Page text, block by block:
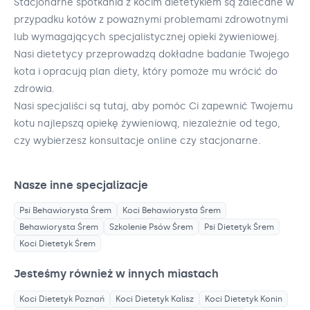
przypadku kotów z poważnymi problemami zdrowotnymi
lub wymagających specjalistycznej opieki żywieniowej.
Nasi dietetycy przeprowadzą dokładne badanie Twojego
kota i opracują plan diety, który pomoże mu wrócić do
zdrowia.
Nasi specjaliści są tutaj, aby pomóc Ci zapewnić Twojemu
kotu najlepszą opiekę żywieniową, niezależnie od tego,
czy wybierzesz konsultacje online czy stacjonarne.
Nasze inne specjalizacje
Psi Behawiorysta Śrem Koci Behawiorysta Śrem
Behawiorysta Śrem Szkolenie Psów Śrem Psi Dietetyk Śrem
Koci Dietetyk Śrem
Jesteśmy również w innych miastach
Koci Dietetyk Poznań Koci Dietetyk Kalisz Koci Dietetyk Konin